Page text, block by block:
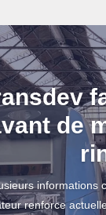
de
informations
renforce